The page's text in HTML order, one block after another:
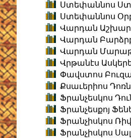
Ստեփաննոս
Ստեփաննոս
Վարդան
Վարդան
Վարդան
Վրթանէս
Փավստոս
Քսաւերիոս
Ֆրանչեսկոս
Ֆրանչեսքոյ
Ֆրանչիսկոս
Ֆրանչիսկոս